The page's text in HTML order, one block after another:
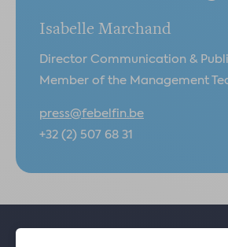
Isabelle Marchand
Director Communication &
Member of the Management
press@febelfin.be
+32 (2) 507 68 31